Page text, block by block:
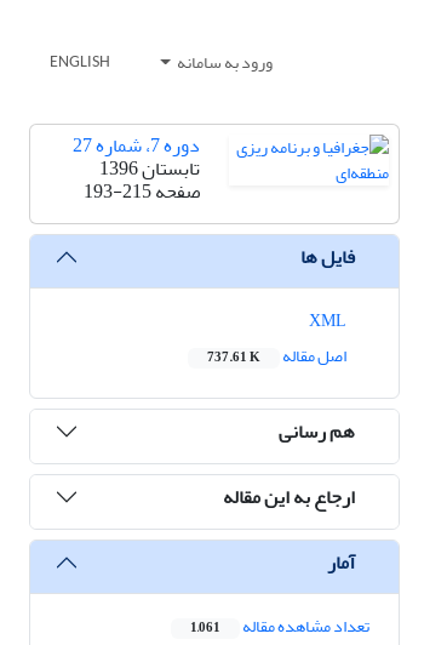
ورود به سامانه ENGLISH
دوره 7، شماره 27
تابستان 1396
صفحه193-215
فایل ها
اصل مقاله
737.61 K
هم رسانی
ارجاع به این مقاله
آمار
تعداد مشاهده مقاله 1,061